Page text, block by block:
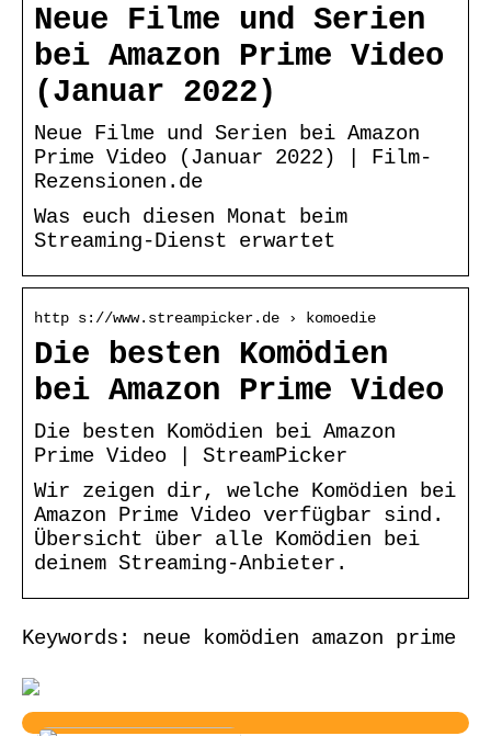
Neue Filme und Serien
bei Amazon Prime Video
(Januar 2022)
Neue Filme und Serien bei Amazon
Prime Video (Januar 2022) | Film-
Rezensionen.de
Was euch diesen Monat beim
Streaming-Dienst erwartet
http s://www.streampicker.de › komoedie
Die besten Komödien
bei Amazon Prime Video
Die besten Komödien bei Amazon
Prime Video | StreamPicker
Wir zeigen dir, welche Komödien bei
Amazon Prime Video verfügbar sind.
Übersicht über alle Komödien bei
deinem Streaming-Anbieter.
Keywords: neue komödien amazon prime